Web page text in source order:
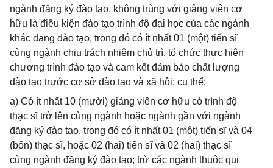
ngành đăng ký đào tạo, không trùng với giảng viên cơ
hữu là điều kiện đào tạo trình độ đại học của các ngành
khác đang đào tạo, trong đó có ít nhất 01 (một) tiến sĩ
cùng ngành chịu trách nhiệm chủ trì, tổ chức thực hiện
chương trình đào tạo và cam kết đảm bảo chất lượng
đào tạo trước cơ sở đào tạo và xã hội; cụ thể:
a) Có ít nhất 10 (mười) giảng viên cơ hữu có trình độ
thạc sĩ trở lên cùng ngành hoặc ngành gần với ngành
đăng ký đào tạo, trong đó có ít nhất 01 (một) tiến sĩ và 04
(bốn) thạc sĩ, hoặc 02 (hai) tiến sĩ và 02 (hai) thạc sĩ
cùng ngành đăng ký đào tạo; trừ các ngành thuộc qui